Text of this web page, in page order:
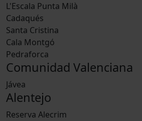
L'Escala Punta Milà
Cadaqués
Santa Cristina
Cala Montgó
Pedraforca
Comunidad Valenciana
Jávea
Alentejo
Reserva Alecrim